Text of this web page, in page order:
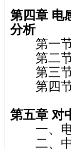
第四章 电
分析
第一节
第二节
第三节
第四节
第五章 对
一、电
二、中